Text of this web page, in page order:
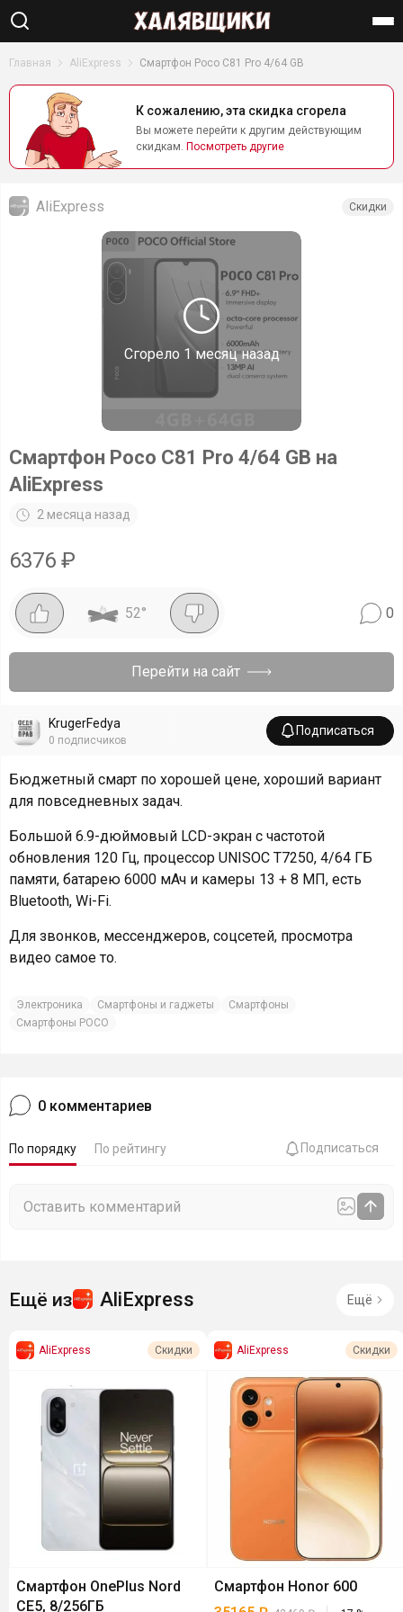
Главная AliExpress Смартфон Poco C81 Pro 4/64 GB
К сожалению, эта скидка сгорела
Вы можете перейти к другим действующим
скидкам. Посмотреть другие
Сгорело 1 месяц назад
AliExpress Скидки
Смартфон Poco C81 Pro 4/64 GB на
AliExpress
2 месяца назад
6376 ₽
52° 0
Перейти на сайт
KrugerFedya
0 подписчиков
Подписаться
Бюджетный смарт по хорошей цене, хороший вариант
для повседневных задач.
Большой 6.9-дюймовый LCD-экран с частотой
обновления 120 Гц, процессор UNISOC T7250, 4/64 ГБ
памяти, батарею 6000 мАч и камеры 13 + 8 МП, есть
Bluetooth, Wi-Fi.
Для звонков, мессенджеров, соцсетей, просмотра
видео самое то.
Электроника Смартфоны и гаджеты
Смартфоны
Смартфоны POCO
0 комментариев
По порядку По рейтингу Подписаться
Ещё из AliExpress Ещё
AliExpress Скидки
Смартфон OnePlus Nord
CE5, 8/256ГБ
AliExpress Скидки
Смартфон Honor 600